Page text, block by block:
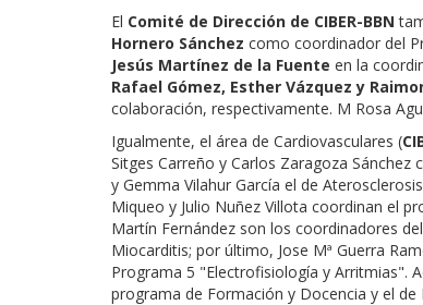
El Comité de Dirección de CIBER-BBN
Hornero Sánchez como coordinador del
Jesús Martínez de la Fuente en la
Rafael Gómez, Esther Vázquez y
colaboración, respectivamente. M Rosa
Igualmente, el área de Cardiovasculares (
Sitges Carreño y Carlos Zaragoza
y Gemma Vilahur García el de
Miqueo y Julio Nuñez Villota coordinan el
Martín Fernández son los coordinadores
Miocarditis; por último, Jose Mª Guerra
Programa 5 "Electrofisiología y Arritmias".
programa de Formación y Docencia y el de